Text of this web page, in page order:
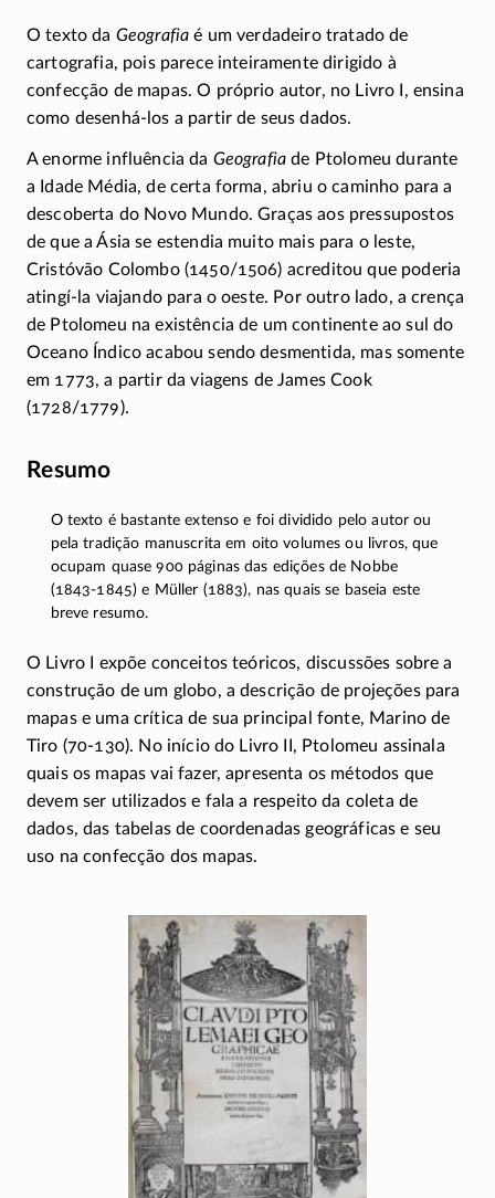
O texto da Geografia é um verdadeiro tratado de
cartografia, pois parece inteiramente dirigido à
confecção de mapas. O próprio autor, no Livro I, ensina
como desenhá-los a partir de seus dados.
A enorme influência da Geografia de Ptolomeu durante
a Idade Média, de certa forma, abriu o caminho para a
descoberta do Novo Mundo. Graças aos pressupostos
de que a Ásia se estendia muito mais para o leste,
Cristóvão Colombo (1450/1506) acreditou que poderia
atingí-la viajando para o oeste. Por outro lado, a crença
de Ptolomeu na existência de um continente ao sul do
Oceano Índico acabou sendo desmentida, mas somente
em 1773, a partir da viagens de James Cook
(1728/1779).
Resumo
O texto é bastante extenso e foi dividido pelo autor ou
pela tradição manuscrita em oito volumes ou livros, que
ocupam quase 900 páginas das edições de Nobbe
(1843-1845) e Müller (1883), nas quais se baseia este
breve resumo.
O Livro I expõe conceitos teóricos, discussões sobre a
construção de um globo, a descrição de projeções para
mapas e uma crítica de sua principal fonte, Marino de
Tiro (70-130). No início do Livro II, Ptolomeu assinala
quais os mapas vai fazer, apresenta os métodos que
devem ser utilizados e fala a respeito da coleta de
dados, das tabelas de coordenadas geográficas e seu
uso na confecção dos mapas.